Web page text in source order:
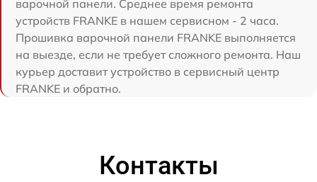
варочной панели. Среднее время ремонта
устройств FRANKE в нашем сервисном - 2 часа.
Прошивка варочной панели FRANKE выполняется
на выезде, если не требует сложного ремонта. Наш
курьер доставит устройство в сервисный центр
FRANKE и обратно.
Контакты